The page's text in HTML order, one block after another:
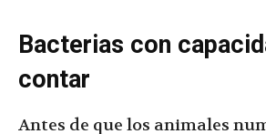
Bacterias con
contar
Antes de que los animales